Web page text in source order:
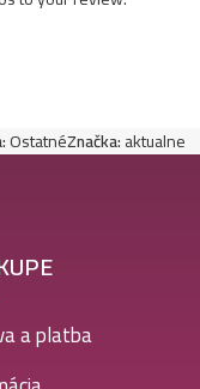
OstatnéZnačka:aktualne
a platba